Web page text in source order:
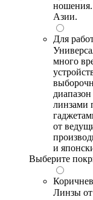
Азии.
Для
много
линзами
от
и
Выберите
Линзы